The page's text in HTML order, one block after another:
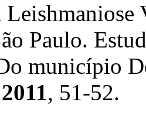
Paulo.
município
2011, 51-52.